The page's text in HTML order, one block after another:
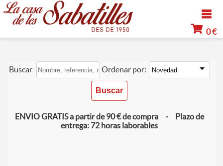
0 €
Buscar Ordenar por:
ENVIO GRATIS a partir de 90 € de compra · Plazo de
entrega: 72 horas laborables